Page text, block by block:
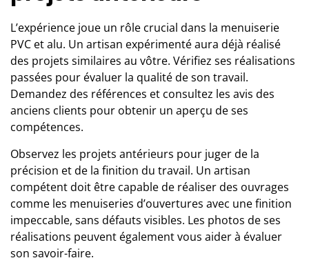
L’expérience joue un rôle crucial dans la menuiserie
PVC et alu. Un artisan expérimenté aura déjà réalisé
des projets similaires au vôtre. Vérifiez ses réalisations
passées pour évaluer la qualité de son travail.
Demandez des références et consultez les avis des
anciens clients pour obtenir un aperçu de ses
compétences.
Observez les projets antérieurs pour juger de la
précision et de la finition du travail. Un artisan
compétent doit être capable de réaliser des ouvrages
comme les menuiseries d’ouvertures avec une finition
impeccable, sans défauts visibles. Les photos de ses
réalisations peuvent également vous aider à évaluer
son savoir-faire.